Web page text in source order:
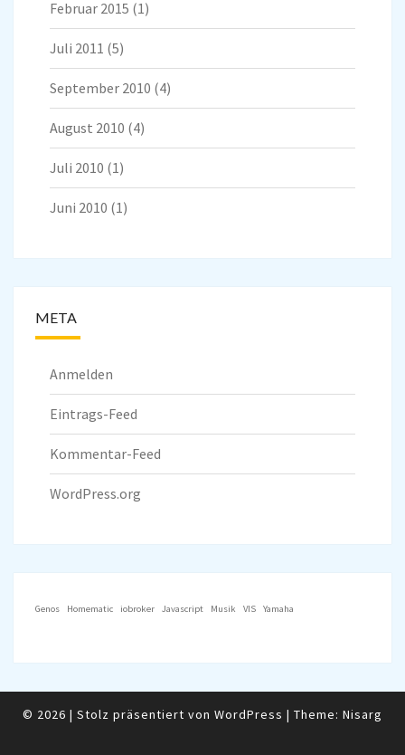
Februar 2015 (1)
Juli 2011 (5)
September 2010 (4)
August 2010 (4)
Juli 2010 (1)
Juni 2010 (1)
META
Anmelden
Eintrags-Feed
Kommentar-Feed
WordPress.org
Genos Homematic iobroker Javascript Musik VIS Yamaha
© 2026 | Stolz präsentiert von WordPress | Theme: Nisarg